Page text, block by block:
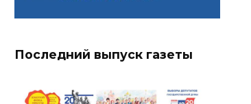
Последний выпуск газеты